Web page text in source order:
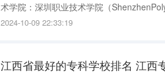
术学院：深圳职业技术学院（
院。学院成立于1993年，是深圳市为满足
2024-10-09 22:33:19
江西省最好的专科学校排名 江西